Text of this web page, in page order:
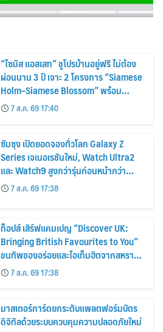
“ไซมิส แอสเสท” ชูโปรบ้านอยู่ฟรี ไม่ต้อง
ผ่อนนาน 3 ปี เจาะ 2 โครงการ “Siamese
Holm–Siamese Blossom” พร้อม
ส่วนลดและสิทธิพิเศษถึง 31 สิงหาคม
2569
7 ส.ค. 69 17:40
ซัมซุง เปิดยอดจองทั่วโลก Galaxy Z
Series เจเนอเรชันใหม่, Watch Ultra2
และ Watch9 สูงกว่ารุ่นก่อนหน้ากว่า
30%7 ส.ค. 69 17:38
ท็อปส์ เสิร์ฟแคมเปญ “Discover UK:
Bringing British Favourites to You”
ขนทัพของอร่อยและไอเท็มฮิตจากสหราช
อาณาจักร ส่งตรงถึงมือตั้งแต่วันนี้ – 18
สิงหาคมนี้
7 ส.ค. 69 17:38
มาสเตอร์การ์ดยกระดับแพลตฟอร์มบัตร
ดิจิทัลด้วยระบบควบคุมความปลอดภัยใหม่